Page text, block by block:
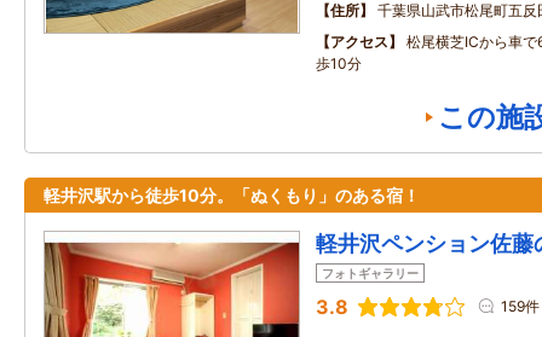
住所
千葉県山武市松尾町五反
アクセス
松尾横芝ICから車
歩10分
この施
軽井沢駅から徒歩10分。「ぬくもり」のある宿！
軽井沢ペンション佐藤
フォトギャラリー
3.8 159件